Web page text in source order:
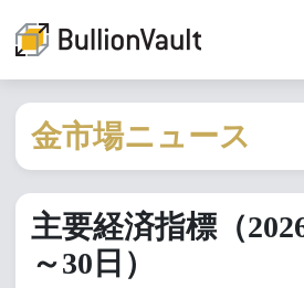
金市場ニュース
主要経済指標（
～30日）